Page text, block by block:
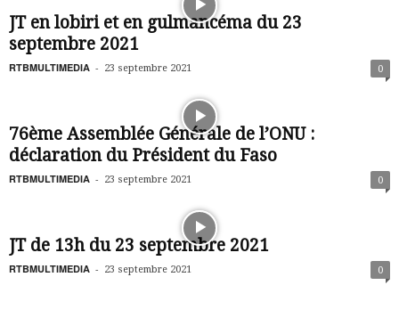
JT en lobiri et en gulmancéma du 23
septembre 2021
RTBMULTIMEDIA - 23 septembre 2021 0
76ème Assemblée Générale de l’ONU :
déclaration du Président du Faso
RTBMULTIMEDIA - 23 septembre 2021 0
JT de 13h du 23 septembre 2021
RTBMULTIMEDIA - 23 septembre 2021 0